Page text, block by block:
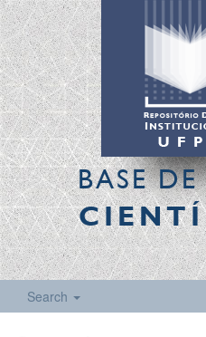
BASE
Search